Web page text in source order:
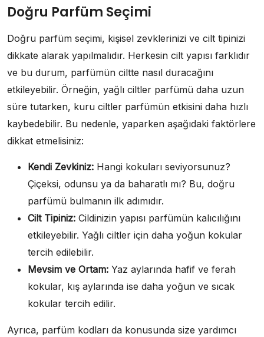
Doğru Parfüm Seçimi
Doğru parfüm seçimi, kişisel zevklerinizi ve cilt tipinizi
dikkate alarak yapılmalıdır. Herkesin cilt yapısı farklıdır
ve bu durum, parfümün ciltte nasıl duracağını
etkileyebilir. Örneğin, yağlı ciltler parfümü daha uzun
süre tutarken, kuru ciltler parfümün etkisini daha hızlı
kaybedebilir. Bu nedenle, yaparken aşağıdaki faktörlere
dikkat etmelisiniz:
Kendi Zevkiniz: Hangi kokuları seviyorsunuz?
Çiçeksi, odunsu ya da baharatlı mı? Bu, doğru
parfümü bulmanın ilk adımıdır.
Cilt Tipiniz: Cildinizin yapısı parfümün kalıcılığını
etkileyebilir. Yağlı ciltler için daha yoğun kokular
tercih edilebilir.
Mevsim ve Ortam: Yaz aylarında hafif ve ferah
kokular, kış aylarında ise daha yoğun ve sıcak
kokular tercih edilir.
Ayrıca, parfüm kodları da konusunda size yardımcı